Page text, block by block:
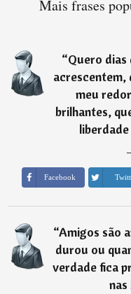
Mais frases
“Quero dias
acrescentem,
meu
brilhantes,
Facebook
“Amigos são
durou ou
verdade fica
nas